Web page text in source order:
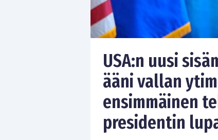
USA:n uusi
ääni vallan
ensimmäinen
presidentin